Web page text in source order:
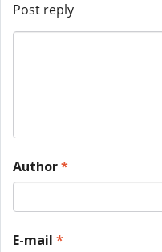
Post reply
Author*
E-mail *